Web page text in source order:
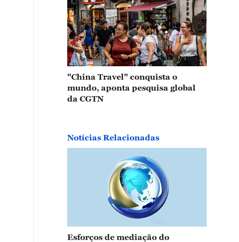
"China Travel" conquista o
mundo, aponta pesquisa global
da CGTN
Notícias Relacionadas
Esforços de mediação do